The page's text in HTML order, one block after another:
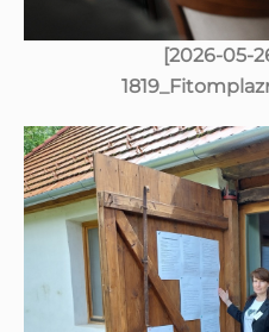
[2026-05-